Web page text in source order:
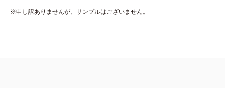
※申し訳ありませんが、サンプルはございません。